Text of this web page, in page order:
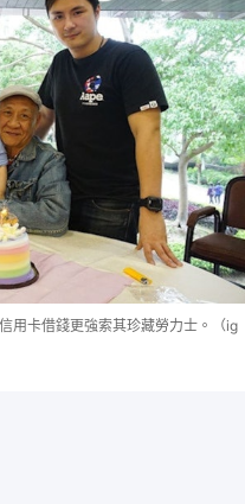
用卡借錢更強索其珍藏勞力士。（ig